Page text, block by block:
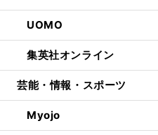
UOMO
集英社オンライン
芸能・情報・スポーツ
Myojo